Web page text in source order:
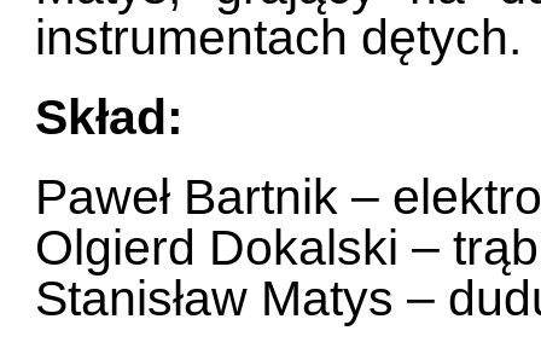
instrumentach dętych.
Skład:
Paweł Bartnik –
Olgierd Dokalski –
Stanisław Matys –